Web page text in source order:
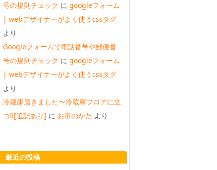
号の規則チェック に googleフォーム
| webデザイナーがよく使うcssタグ
より
Googleフォームで電話番号や郵便番
号の規則チェック に googleフォーム
| webデザイナーがよく使うcssタグ
より
冷蔵庫届きました〜冷蔵庫フロアに立
つ!![追記あり] に お市のかた より
最近の投稿